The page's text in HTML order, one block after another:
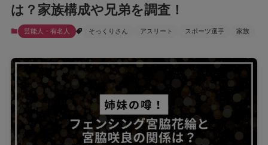
は？家族構成や兄弟を調査！
芸能人・有名人 そっくりさん アスリート スポーツ選手 家族